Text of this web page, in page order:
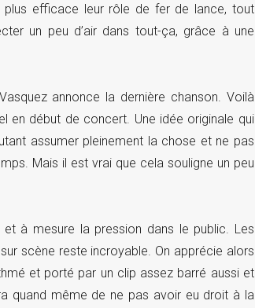
efficace leur rôle de fer de lance, tout
un peu d’air dans tout-ça, grâce à une
annonce la dernière chanson. Voilà
en début de concert. Une idée originale qui
assumer pleinement la chose et ne pas
Mais il est vrai que cela souligne un peu
à mesure la pression dans le public. Les
scène reste incroyable. On apprécie alors
et porté par un clip assez barré aussi et
quand même de ne pas avoir eu droit à la